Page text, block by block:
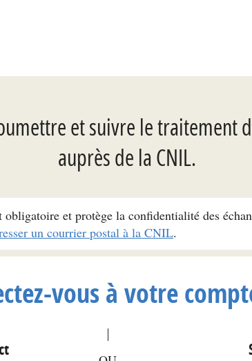
et suivre le traitement
auprès de la CNIL.
et protège la confidentialité des
un courrier postal à la CNIL.
vous à votre